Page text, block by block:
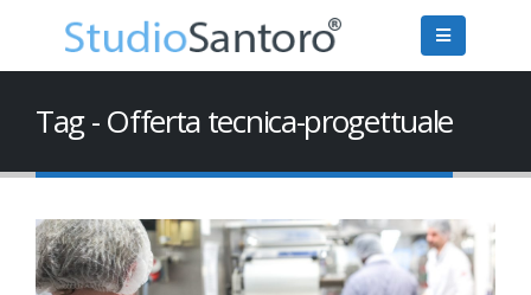
Tag - Offerta tecnica-progettuale